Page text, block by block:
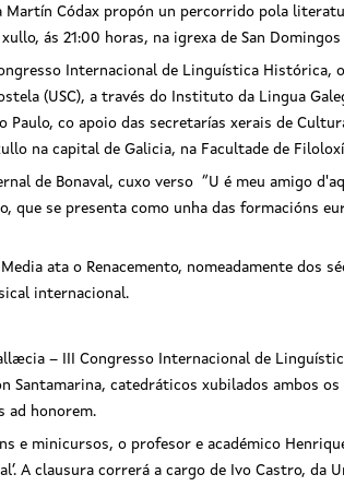
Martín Códax propón un percorrido pola
ás 21:00 horas, na igrexa de San Domingos
Internacional de Linguística Histórica,
(USC), a través do Instituto da Lingua
Paulo, co apoio das secretarías xerais de
na capital de Galicia, na Facultade de
de Bonaval, cuxo verso “U é meu amigo
se presenta como unha das formacións
ata o Renacemento, nomeadamente dos
internacional.
– III Congresso Internacional de
Santamarina, catedráticos xubilados ambos os
ad honorem.
e minicursos, o profesor e académico
A clausura correrá a cargo de Ivo Castro, da